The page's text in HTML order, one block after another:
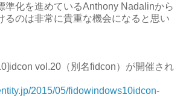
準化を進めているAnthony Nadalinから
るのは非常に貴重な機会になると思い
vol.20（別名fidcon）が開催され
2015/05/fidowindows10idcon-